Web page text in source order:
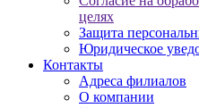
целях
Защита
Юридическое
Контакты
Адреса филиалов
О компании